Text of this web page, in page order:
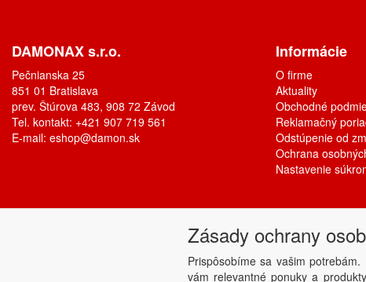
DAMONAX s.r.o.
Pečnianska 25
851 01 Bratislava
prev. Štúrova 483, 908 72 Závod
Tel. kontakt: +421 907 719 561
E-mail: eshop@damon.sk
Informácie
O firme
Aktuality
Obchodné
Reklamačný
Odstúpenie od
Ochrana
Nastavenie
Zásady ochrany
Prispôsobíme sa vašim
vám relevantné ponuky a